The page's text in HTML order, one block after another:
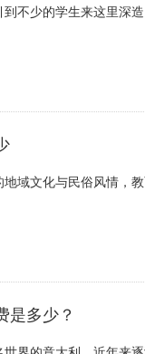
不少的学生来这里深
域文化与民俗风情，
是多少？